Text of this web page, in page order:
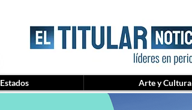
Estados Arte y Cultura